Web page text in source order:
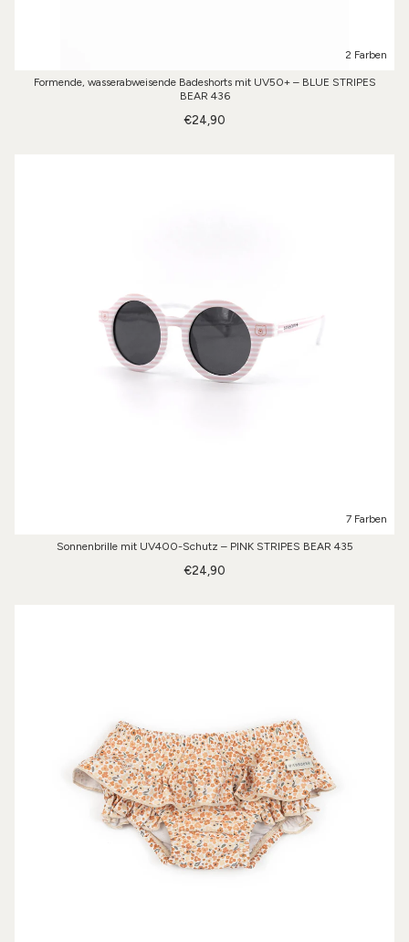
2 Farben
Formende, wasserabweisende Badeshorts mit UV50+ – BLUE STRIPES
BEAR 436
€24,90
7 Farben
Sonnenbrille mit UV400-Schutz – PINK STRIPES BEAR 435
€24,90